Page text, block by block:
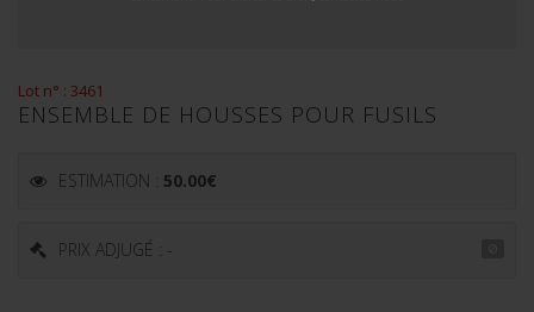
Lot n° : 3461
ENSEMBLE DE HOUSSES POUR FUSILS
ESTIMATION : 50.00€
PRIX ADJUGÉ : -